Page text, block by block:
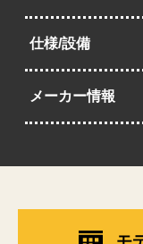
仕様/設備
メーカー情報